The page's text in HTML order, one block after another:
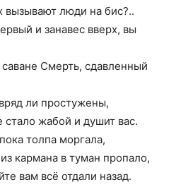
вызывают люди на бис?..
и занавес вверх, вы
Смерть, сдавленный
ли простужены,
жабой и душит вас.
толпа моргала,
кармана в туман пропало,
вам всё отдали назад.